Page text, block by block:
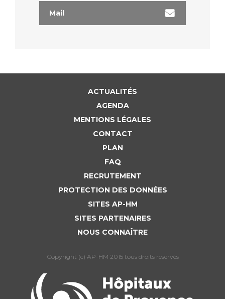
Les recherches en santé à l’AP-HM
Mail
ACTUALITÉS
AGENDA
MENTIONS LÉGALES
CONTACT
PLAN
FAQ
RECRUTEMENT
PROTECTION DES DONNÉES
SITES AP-HM
SITES PARTENAIRES
NOUS CONNAÎTRE
Copyright (c) AP-HM 2015 tous droits reservés